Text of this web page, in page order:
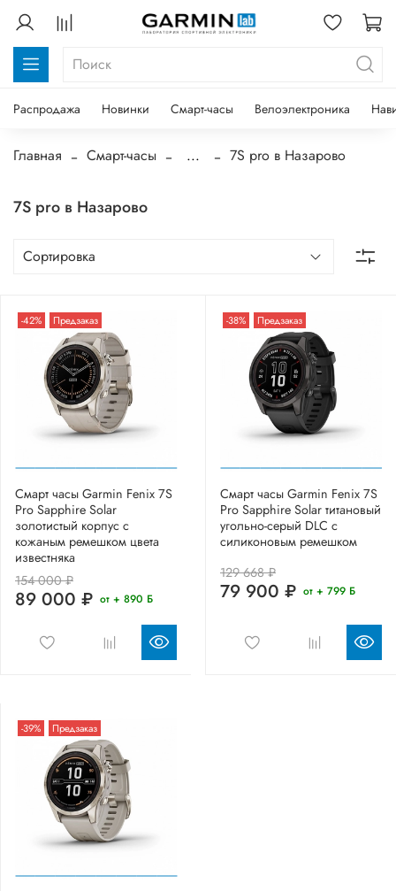
Распродажа Новинки Смарт-часы Велоэлектроника
Главная Смарт-часы ... 7S pro в Назарово
7S pro в Назарово
-42% Предзаказ
Смарт часы Garmin Fenix 7S
Pro Sapphire Solar
золотистый корпус с
кожаным ремешком цвета
известняка
154 000 ₽
89 000 ₽ от + 890 Б
-38% Предзаказ
Смарт часы Garmin Fenix 7S
Pro Sapphire Solar титановый
угольно-серый DLC с
силиконовым ремешком
129 668 ₽
79 900 ₽ от + 799 Б
-39% Предзаказ